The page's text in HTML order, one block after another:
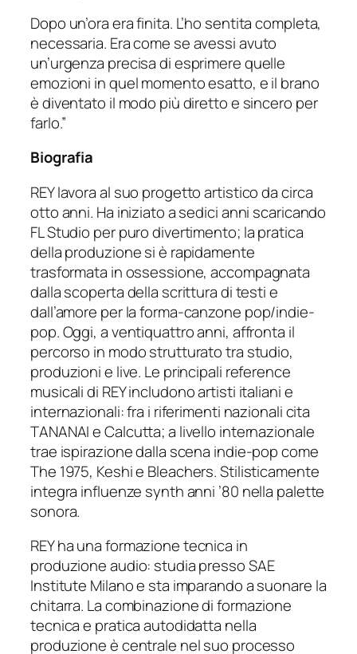
Dopo un’ora era finita. L’ho sentita completa,
necessaria. Era come se avessi avuto
un’urgenza precisa di esprimere quelle
emozioni in quel momento esatto, e il brano
è diventato il modo più diretto e sincero per
farlo.”
Biografia
REY lavora al suo progetto artistico da circa
otto anni. Ha iniziato a sedici anni scaricando
FL Studio per puro divertimento; la pratica
della produzione si è rapidamente
trasformata in ossessione, accompagnata
dalla scoperta della scrittura di testi e
dall’amore per la forma-canzone pop/indie-
pop. Oggi, a ventiquattro anni, affronta il
percorso in modo strutturato tra studio,
produzioni e live. Le principali reference
musicali di REY includono artisti italiani e
internazionali: fra i riferimenti nazionali cita
TANANAI e Calcutta; a livello internazionale
trae ispirazione dalla scena indie-pop come
The 1975, Keshi e Bleachers. Stilisticamente
integra influenze synth anni ’80 nella palette
sonora.
REY ha una formazione tecnica in
produzione audio: studia presso SAE
Institute Milano e sta imparando a suonare la
chitarra. La combinazione di formazione
tecnica e pratica autodidatta nella
produzione è centrale nel suo processo